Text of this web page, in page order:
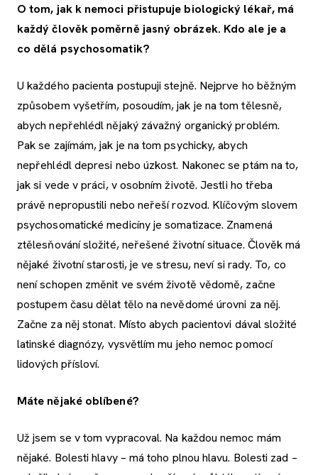
O tom, jak k nemoci přistupuje biologický lékař, má
každý člověk poměrně jasný obrázek. Kdo ale je a
co dělá psychosomatik?
U každého pacienta postupuji stejně. Nejprve ho běžným
způsobem vyšetřím, posoudím, jak je na tom tělesně,
abych nepřehlédl nějaký závažný organický problém.
Pak se zajímám, jak je na tom psychicky, abych
nepřehlédl depresi nebo úzkost. Nakonec se ptám na to,
jak si vede v práci, v osobním životě. Jestli ho třeba
právě nepropustili nebo neřeší rozvod. Klíčovým slovem
psychosomatické medicíny je somatizace. Znamená
ztělesňování složité, neřešené životní situace. Člověk má
nějaké životní starosti, je ve stresu, neví si rady. To, co
není schopen změnit ve svém životě vědomě, začne
postupem času dělat tělo na nevědomé úrovni za něj.
Začne za něj stonat. Místo abych pacientovi dával složité
latinské diagnózy, vysvětlím mu jeho nemoc pomocí
lidových přísloví.
Máte nějaké oblíbené?
Už jsem se v tom vypracoval. Na každou nemoc mám
nějaké. Bolesti hlavy – má toho plnou hlavu. Bolesti zad –